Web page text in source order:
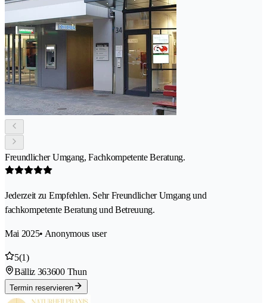
Freundlicher Umgang, Fachkompetente Beratung.
Jederzeit zu Empfehlen. Sehr Freundlicher Umgang und
fachkompetente Beratung und Betreuung.
Mai 2025• Anonymous user
5(1)
Bälliz 363600 Thun
Termin reservieren